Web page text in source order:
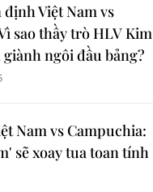
định Việt Nam vs
sao thầy trò HLV Kim
ngôi đầu bảng?
Nam vs Campuchia:
sẽ xoay tua toan tính